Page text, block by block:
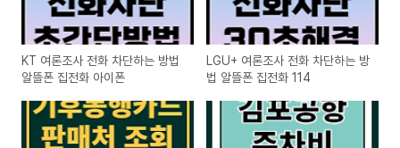
KT 여론조사 전화 차단하는 방법
알뜰폰 집전화 아이폰
LGU+ 여론조사 전화 차단하는 방
법 알뜰폰 집전화 114